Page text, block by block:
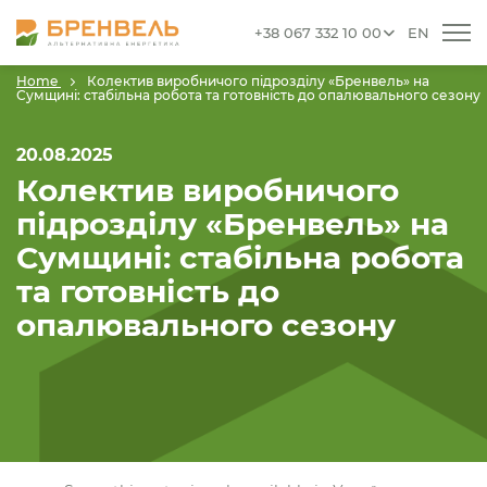
+38 067 332 10 00 EN
Home
Колектив виробничого підрозділу «Бренвель» на
Сумщині: стабільна робота та готовність до опалювального сезону
20.08.2025
Колектив виробничого
підрозділу «Бренвель» на
Сумщині: стабільна робота
та готовність до
опалювального сезону